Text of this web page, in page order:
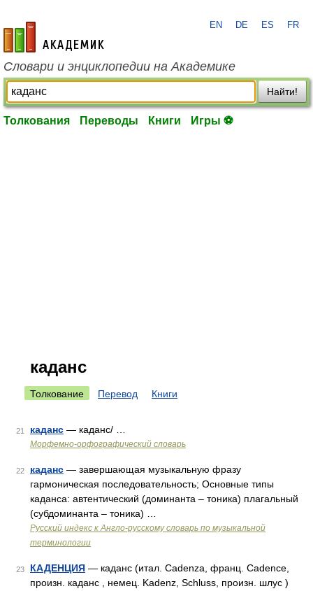
academic.ru
EN DE ES FR
Словари и энциклопедии на Академике
Найти!
Толкования Переводы Книги Игры ⚽
каданс
Толкование Перевод Книги
21 каданс — каданс/ …
Морфемно-орфографический словарь
22 каданс — завершающая музыкальную фразу
гармоническая последовательность; Основные типы
каданса: автентический (доминанта – тоника) плагальный
(субдоминанта – тоника) …
Русский индекс к Англо-русскому словарь по музыкальной
терминологии
23 КАДЕНЦИЯ — каданс (итал. Cadenza, франц. Cadence,
произн. каданс , немец. Kadenz, Schluss, произн. шлус )